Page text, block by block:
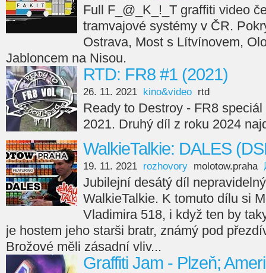
Full F_@_K_!_T graffiti video
tramvajové systémy v ČR.
Ostrava, Most s Lítvínovem,
Jabloncem na Nisou.
RTD: FR8 #1 (2021)
26. 11. 2021 kino&video rtd
Ready to Destroy - FR8
2021. Druhý díl z roku 2024
WalkieTalkie: DALES
19. 11. 2021 rozhovory molotow.praha
Jubilejní desátý díl
WalkieTalkie. K tomuto dílu si
Vladimira 518, i když ten by
je hostem jeho starši bratr, známý pod
Brožové měli zásadní vliv...
Graffiti Jam - Plzeň;